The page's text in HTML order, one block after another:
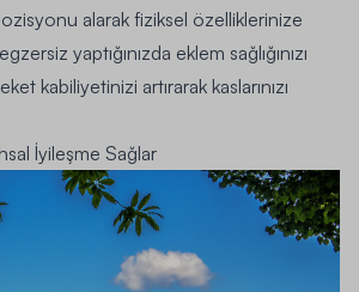
alarak fiziksel özelliklerinize
yaptığınızda eklem sağlığınızı
kabiliyetinizi artırarak kaslarınızı
İyileşme Sağlar